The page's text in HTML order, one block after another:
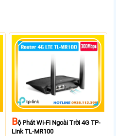
BỘ Phát Wi-Fi Ngoài Trời 4G TP-
Link TL-MR100